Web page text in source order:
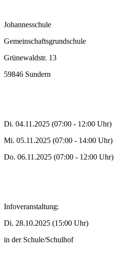
Johannesschule
Gemeinschaftsgrundschule
Grünewaldstr. 13
59846 Sundern
Di. 04.11.2025 (07:00 - 12:00 Uhr)
Mi. 05.11.2025 (07:00 - 14:00 Uhr)
Do. 06.11.2025 (07:00 - 12:00 Uhr)
Infoveranstaltung:
Di. 28.10.2025 (15:00 Uhr)
in der Schule/Schulhof